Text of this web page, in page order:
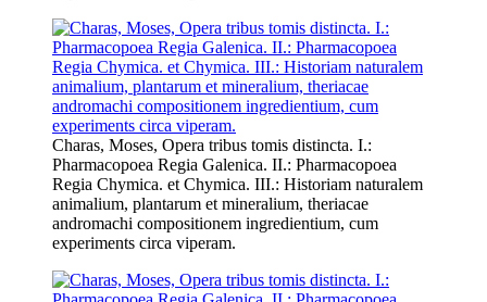
Charas, Moses, Opera tribus tomis distincta. I.:
Pharmacopoea Regia Galenica. II.: Pharmacopoea
Regia Chymica. et Chymica. III.: Historiam naturalem
animalium, plantarum et mineralium, theriacae
andromachi compositionem ingredientium, cum
experiments circa viperam.